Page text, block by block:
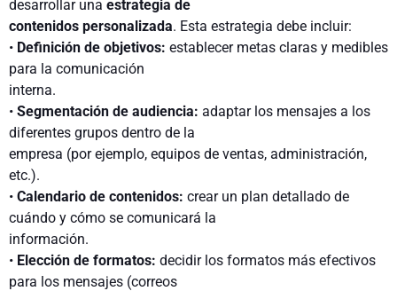
desarrollar una estrategia de
contenidos personalizada. Esta estrategia debe incluir:
• Definición de objetivos: establecer metas claras y medibles
para la comunicación
interna.
• Segmentación de audiencia: adaptar los mensajes a los
diferentes grupos dentro de la
empresa (por ejemplo, equipos de ventas, administración,
etc.).
• Calendario de contenidos: crear un plan detallado de
cuándo y cómo se comunicará la
información.
• Elección de formatos: decidir los formatos más efectivos
para los mensajes (correos